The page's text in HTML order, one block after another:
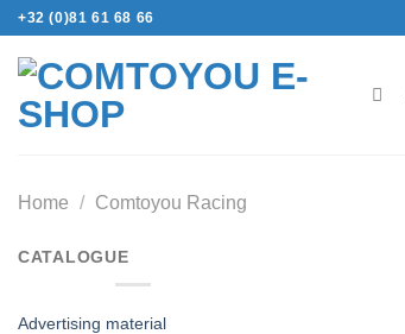
Ga
inhoud
+32 (0)81 61 68 66
Home / Comtoyou Racing
CATALOGUE
Advertising material